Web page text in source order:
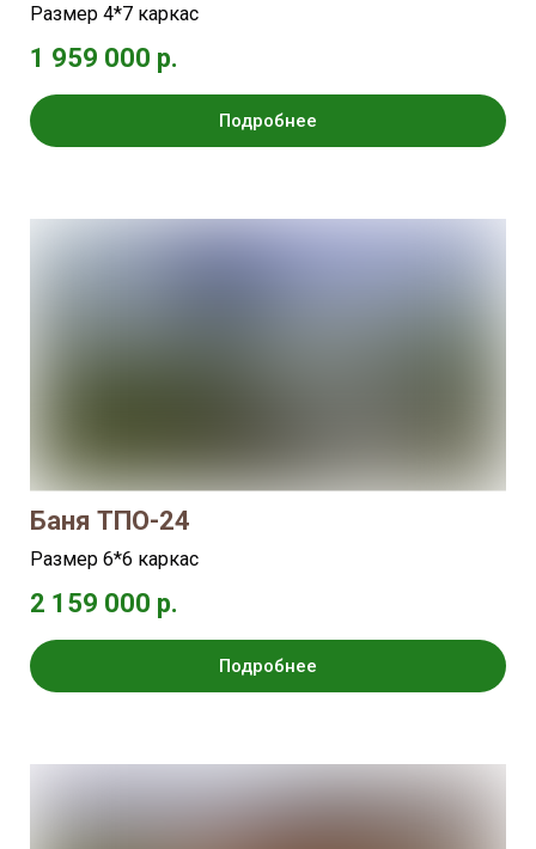
Размер 4*7 каркас
1 959 000 р.
Подробнее
Баня ТПО-24
Размер 6*6 каркас
2 159 000 р.
Подробнее